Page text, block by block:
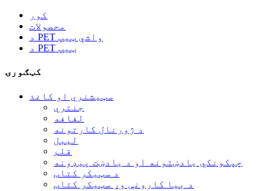
کور
محصولات
د PET واشي ټیپ
د PET ټیپ
کټګورۍ
سټیشنري او کاغذ
جنتري
لفافه
د ژورنال کارتونه
لیبل
قلم
چپکونکي یادښتونه او د یادښت پیډونه
د سټیکر کتاب
د بیا کارونې وړ سټیکر کتاب